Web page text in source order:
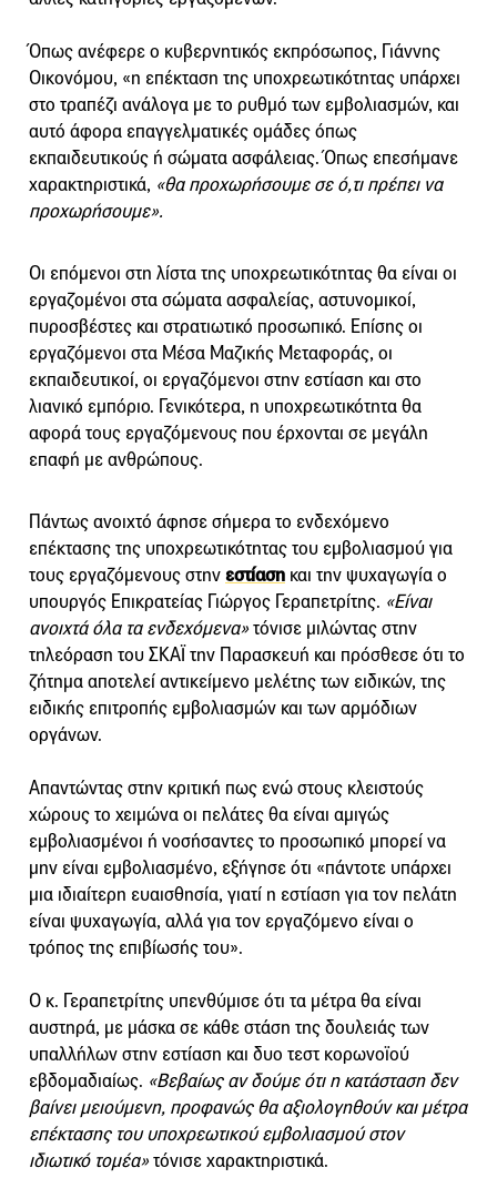
Όπως ανέφερε ο κυβερνητικός εκπρόσωπος, Γιάννης
Οικονόμου, «η επέκταση της υποχρεωτικότητας υπάρχει
στο τραπέζι ανάλογα με το ρυθμό των εμβολιασμών, και
αυτό άφορα επαγγελματικές ομάδες όπως
εκπαιδευτικούς ή σώματα ασφάλειας. Όπως επεσήμανε
χαρακτηριστικά, «θα προχωρήσουμε σε ό,τι πρέπει να
προχωρήσουμε».
Οι επόμενοι στη λίστα της υποχρεωτικότητας θα είναι οι
εργαζομένοι στα σώματα ασφαλείας, αστυνομικοί,
πυροσβέστες και στρατιωτικό προσωπικό. Επίσης οι
εργαζόμενοι στα Μέσα Μαζικής Μεταφοράς, οι
εκπαιδευτικοί, οι εργαζόμενοι στην εστίαση και στο
λιανικό εμπόριο. Γενικότερα, η υποχρεωτικότητα θα
αφορά τους εργαζόμενους που έρχονται σε μεγάλη
επαφή με ανθρώπους.
Πάντως ανοιχτό άφησε σήμερα το ενδεχόμενο
επέκτασης της υποχρεωτικότητας του εμβολιασμού για
τους εργαζόμενους στηνεστίαση και την ψυχαγωγία ο
υπουργός Επικρατείας Γιώργος Γεραπετρίτης. «Είναι
ανοιχτά όλα τα ενδεχόμενα»τόνισε μιλώντας στην
τηλεόραση του ΣΚΑΪ την Παρασκευή και πρόσθεσε ότι το
ζήτημα αποτελεί αντικείμενο μελέτης των ειδικών, της
ειδικής επιτροπής εμβολιασμών και των αρμόδιων
οργάνων.
Απαντώντας στην κριτική πως ενώ στους κλειστούς
χώρους το χειμώνα οι πελάτες θα είναι αμιγώς
εμβολιασμένοι ή νοσήσαντες το προσωπικό μπορεί να
μην είναι εμβολιασμένο, εξήγησε ότι «πάντοτε υπάρχει
μια ιδιαίτερη ευαισθησία, γιατί η εστίαση για τον πελάτη
είναι ψυχαγωγία, αλλά για τον εργαζόμενο είναι ο
τρόπος της επιβίωσής του».
Ο κ. Γεραπετρίτης υπενθύμισε ότι τα μέτρα θα είναι
αυστηρά, με μάσκα σε κάθε στάση της δουλειάς των
υπαλλήλων στην εστίαση και δυο τεστ κορωνοϊού
εβδομαδιαίως. «Βεβαίως αν δούμε ότι η κατάσταση δεν
βαίνει μειούμενη, προφανώς θα αξιολογηθούν και μέτρα
επέκτασης του υποχρεωτικού εμβολιασμού στον
ιδιωτικό τομέα»τόνισε χαρακτηριστικά.